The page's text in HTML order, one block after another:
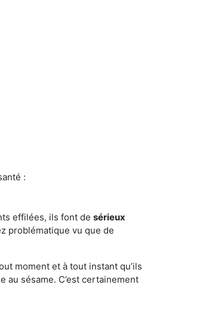
:
effilées, ils font de sérieux
problématique vu que de
moment et à tout instant qu’ils
sésame. C’est certainement